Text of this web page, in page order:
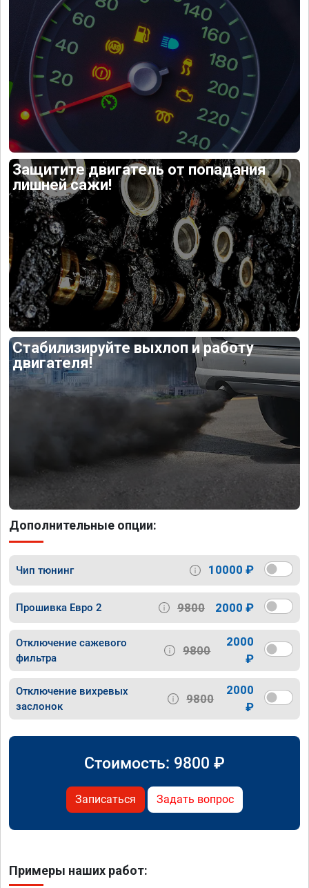
Защитите двигатель от попадания
лишней сажи!
Стабилизируйте выхлоп и работу
двигателя!
Дополнительные опции:
Чип тюнинг 10000 ₽
Прошивка Евро 2 9800 2000 ₽
Отключение сажевого
фильтра
9800
2000
₽
Отключение вихревых
заслонок
9800
2000
₽
Стоимость: 9800 ₽
Записаться Задать вопрос
Примеры наших работ: